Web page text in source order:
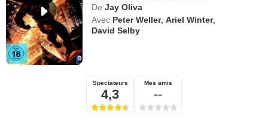
De Jay Oliva
Avec Peter Weller,Ariel Winter,
David Selby
Spectateurs
4,3
Mes amis
--